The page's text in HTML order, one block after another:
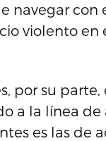
navegar con
violento
por su
a la línea de
es las de